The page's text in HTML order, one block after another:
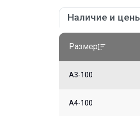
Наличие и
Размер
A3-100
A4-100